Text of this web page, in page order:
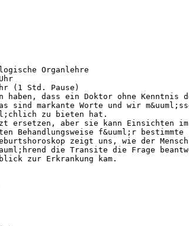
Organlehre
(1 Std. Pause)
dass ein Doktor ohne Kenntnis
markante Worte und wir
zu bieten hat.
ersetzen, aber sie kann Einsichten im
Behandlungsweise f&uuml;r bestimmte
zeigt uns, wie der Mensch
die Transite die Frage
zur Erkrankung kam.